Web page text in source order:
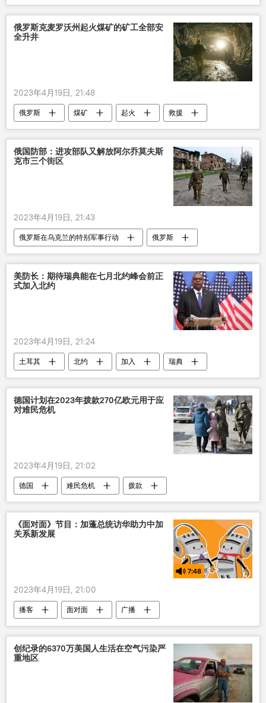
俄罗斯克麦罗沃州起火煤矿的矿工全部安
全升井
2023年4月19日, 21:48
俄罗斯 煤矿 起火 救援
俄国防部：进攻部队又解放阿尔乔莫夫斯
克市三个街区
2023年4月19日, 21:43
俄罗斯在乌克兰的特别军事行动
俄罗斯
乌克兰
军事 冲突 军队
美防长：期待瑞典能在七月北约峰会前正
式加入北约
2023年4月19日, 21:24
土耳其 北约 加入
瑞典
美国
德国计划在2023年拨款270亿欧元用于应
对难民危机
2023年4月19日, 21:02
德国 难民危机 拨款
《面对面》节目：加蓬总统访华助力中加
关系新发展
7:48
2023年4月19日, 21:00
播客 面对面 广播
创纪录的6370万美国人生活在空气污染严
重地区